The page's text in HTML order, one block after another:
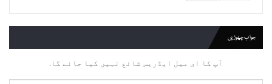
جواب چھوڑیں
آپ کا ای میل ایڈریس شائع نہیں کیا جائے گا.